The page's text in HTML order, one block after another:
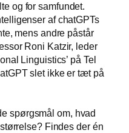
og for samfundet.
af chatGPTs
mens andre påstår
Roni Katzir, leder
Linguistics’ på Tel
slet ikke er tæt på
spørgsmål om, hvad
Findes der én